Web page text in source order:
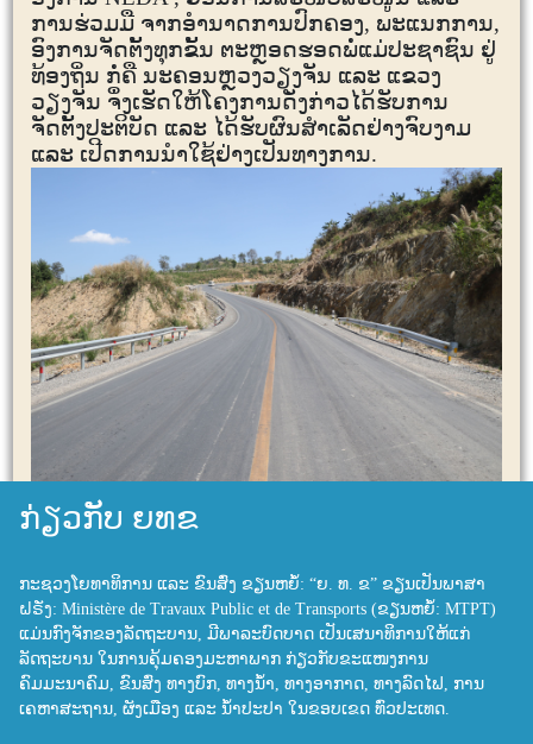
ການຮ່ວມມື ຈາກອຳນາດການປົກຄອງ, ພະແນກການ,
ອົງການຈັດຕັ້ງທຸກຂັ້ນ ຕະຫຼອດຮອດພໍ່ແມ່ປະຊາຊົນ ຢູ່
ທ້ອງຖິ່ນ ກໍ່ຄື ນະຄອນຫຼວງວຽງຈັນ ແລະ ແຂວງ
ວຽງຈັນ ຈຶ່ງເຮັດໃຫ້ໂຄງການດັ່ງກ່າວໄດ້ຮັບການ
ຈັດຕັ້ງປະຕິບັດ ແລະ ໄດ້ຮັບຜົນສໍາເລັດຢ່າງຈົບງາມ
ແລະ ເປີດການນໍາໃຊ້ຢ່າງເປັນທາງການ.
ກ່ຽວກັບ ຍທຂ
ກະຊວງໂຍທາທິການ ແລະ ຂົນສົ່ງ ຂຽນຫຍໍ້: “ຍ. ທ. ຂ” ຂຽນເປັນພາສາ
ຝຣັ່ງ: Ministère de Travaux Public et de Transports (ຂຽນຫຍໍ້: MTPT)
ແມ່ນກົງຈັກຂອງລັດຖະບານ, ມີພາລະບົດບາດ ເປັນເສນາທິການໃຫ້ແກ່
ລັດຖະບານ ໃນການຄຸ້ມຄອງມະຫາພາກ ກ່ຽວກັບຂະແໜງການ
ຄົມມະນາຄົມ, ຂົນສົ່ງ ທາງບົກ, ທາງນ້ຳ, ທາງອາກາດ, ທາງລົດໄຟ, ການ
ເຄຫາສະຖານ, ຜັງເມືອງ ແລະ ນ້ຳປະປາ ໃນຂອບເຂດ ທົ່ວປະເທດ.